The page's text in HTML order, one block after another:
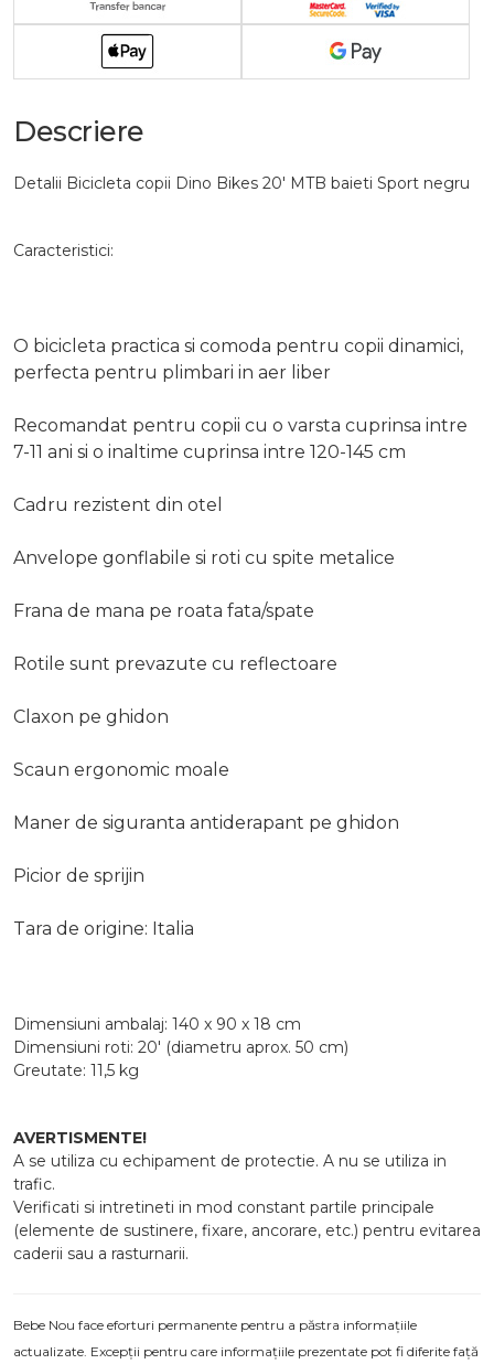
Descriere
Detalii Bicicleta copii Dino Bikes 20' MTB baieti Sport negru
Caracteristici:
O bicicleta practica si comoda pentru copii dinamici,
perfecta pentru plimbari in aer liber
Recomandat pentru copii cu o varsta cuprinsa intre
7-11 ani si o inaltime cuprinsa intre 120-145 cm
Cadru rezistent din otel
Anvelope gonflabile si roti cu spite metalice
Frana de mana pe roata fata/spate
Rotile sunt prevazute cu reflectoare
Claxon pe ghidon
Scaun ergonomic moale
Maner de siguranta antiderapant pe ghidon
Picior de sprijin
Tara de origine: Italia
Dimensiuni ambalaj: 140 x 90 x 18 cm
Dimensiuni roti: 20' (diametru aprox. 50 cm)
Greutate: 11,5 kg
AVERTISMENTE!
A se utiliza cu echipament de protectie. A nu se utiliza in
trafic.
Verificati si intretineti in mod constant partile principale
(elemente de sustinere, fixare, ancorare, etc.) pentru evitarea
caderii sau a rasturnarii.
Bebe Nou face eforturi permanente pentru a păstra informațiile
actualizate. Excepții pentru care informațiile prezentate pot fi diferite față